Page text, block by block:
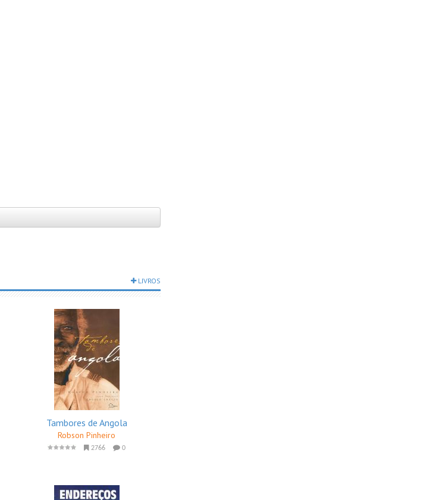
LIVROS
Tambores de Angola
Robson Pinheiro
2766 0